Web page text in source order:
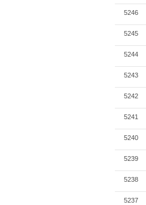
5246
5245
5244
5243
5242
5241
5240
5239
5238
5237